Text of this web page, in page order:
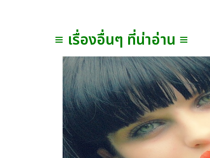
≡ เรื่องอื่นๆ ที่น่าอ่าน ≡